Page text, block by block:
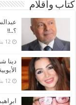
كتاب وأقلام
؟..!!
12 يناير، 2026
دينا
الأيوبية
12 يناير، 2026